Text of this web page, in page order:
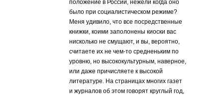
положение в России, нежели когда оно
было при социалистическом режиме?
Меня удивило, что все посредственные
книжки, коими заполонены киоски вас
нисколько не смущают, и вы, вероятно,
считаете их не чем-то средненьким по
уровню, но высококультурным, наверное,
или даже причисляете к высокой
литературе. На страницах многих газет
и журналов об этом говорят круглый год,